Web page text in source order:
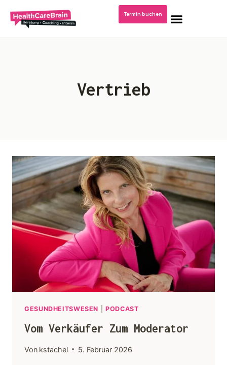
Über mich
Publikationen
Keynotes
Faqs
Kontakt
Termin buchen
Vertrieb
GESUNDHEITSWESEN PODCAST
Vom Verkäufer Zum Moderator
Von kstachel 5. Februar 2026